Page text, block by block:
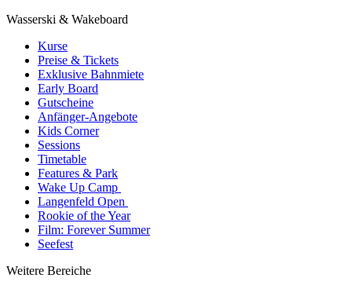
Wasserski & Wakeboard
Kurse
Preise & Tickets
Exklusive Bahnmiete
Early Board
Gutscheine
Anfänger-Angebote
Kids Corner
Sessions
Timetable
Features & Park
Wake Up Camp
Langenfeld Open
Rookie of the Year
Film: Forever Summer
Seefest
Weitere Bereiche